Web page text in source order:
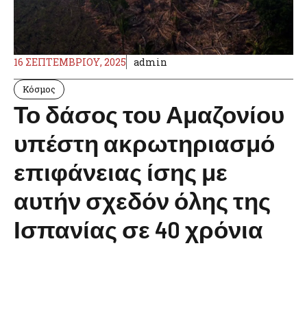
16 ΣΕΠΤΕΜΒΡΊΟΥ, 2025 admin
Κόσμος
Το δάσος του Αμαζονίου
υπέστη ακρωτηριασμό
επιφάνειας ίσης με
αυτήν σχεδόν όλης της
Ισπανίας σε 40 χρόνια